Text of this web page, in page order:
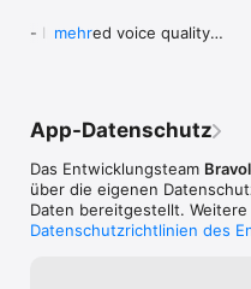
- Wegbeschreibungen
- Datum
- Zeit
- Zahlen
- Tiere
- Improved voice quality
If you like this update,
mehr
App-Datenschutz
Das Entwicklungsteam
über die eigenen
Daten bereitgestellt.
Datenschutzrichtlinien des